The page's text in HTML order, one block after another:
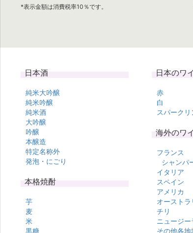
*表示金額は消費税率10％です。
日本酒
純米大吟醸
純米吟醸
純米酒
大吟醸
吟醸
本醸造
特定名称外
発泡・にごり
本格焼酎
芋
麦
米
黒糖
日本のワ
赤
白
スパーク
海外のワ
フランス
シャンパ
イタリア
スペイン
アメリカ
オーストラ
チリ
ニュージー
その他各地